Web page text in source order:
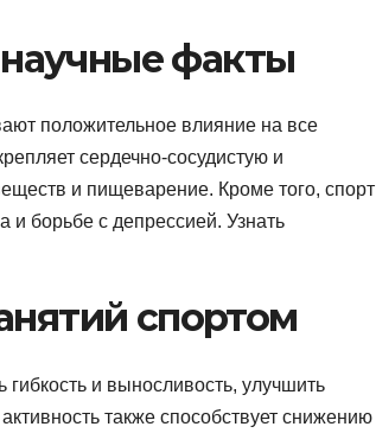
факты
положительное влияние на все
сердечно-сосудистую и
и пищеварение. Кроме того, спорт
и борьбе с депрессией. Узнать
спортом
и выносливость, улучшить
также способствует снижению